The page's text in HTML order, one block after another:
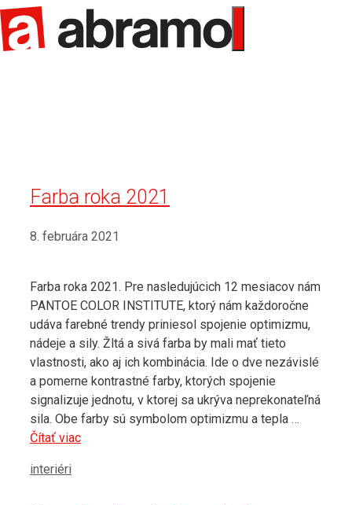
Preskočiť
na
obsah
Menu
Farba roka 2021
8. februára 2021
Farba roka 2021. Pre nasledujúcich 12 mesiacov nám
PANTOE COLOR INSTITUTE, ktorý nám každoročne
udáva farebné trendy priniesol spojenie optimizmu,
nádeje a sily. Žltá a sivá farba by mali mať tieto
vlastnosti, ako aj ich kombinácia. Ide o dve nezávislé
a pomerne kontrastné farby, ktorých spojenie
signalizuje jednotu, v ktorej sa ukrýva neprekonateľná
sila. Obe farby sú symbolom optimizmu a tepla …
Čítať viac
Kategórie
interiéri